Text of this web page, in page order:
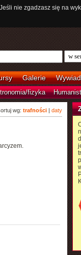
nie zgadzasz się na
Galerie
fizyka
wg: trafności| daty